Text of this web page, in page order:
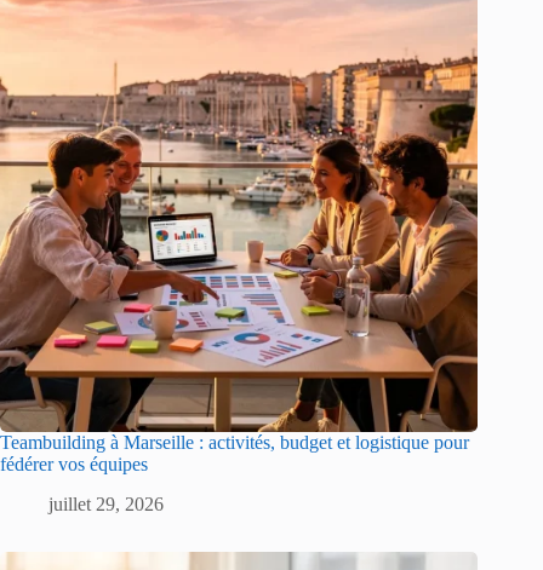
Teambuilding à Marseille : activités, budget et logistique pour
fédérer vos équipes
juillet 29, 2026